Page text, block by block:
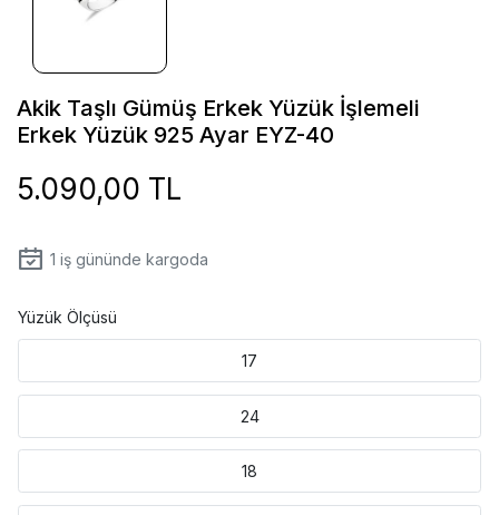
Akik Taşlı Gümüş Erkek Yüzük İşlemeli
Erkek Yüzük 925 Ayar EYZ-40
5.090,00 TL
1 iş gününde kargoda
Yüzük Ölçüsü
17
24
18